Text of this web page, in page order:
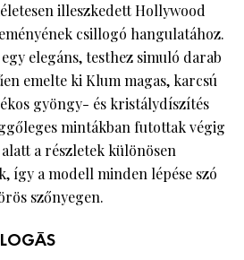
illeszkedett Hollywood
csillogó hangulatához.
elegáns, testhez simuló darab
emelte ki Klum magas, karcsú
gyöngy- és kristálydíszítés
mintákban futottak végig
a részletek különösen
így a modell minden lépése szó
szőnyegen.